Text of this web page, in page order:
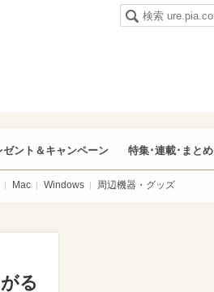
ゼント＆キャンペーン 特集･連載･まとめ
Mac Windows 周辺機器・グッズ
る